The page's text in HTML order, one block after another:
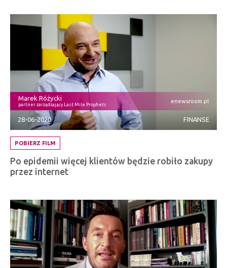
Marek Różycki
partner zarządzający Last Mile Prophets
enewsroom.pl
28-06-2020 FINANSE
POBIERZ FILM
Po epidemii więcej klientów będzie robiło zakupy
przez internet